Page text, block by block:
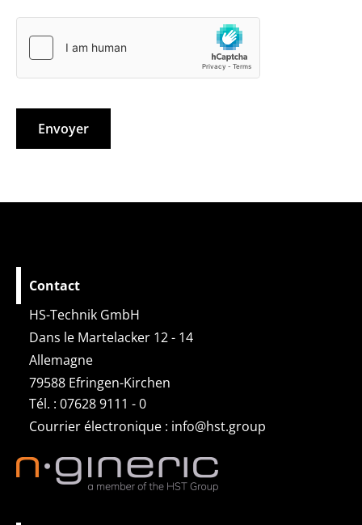
Envoyer
Contact
HS-Technik GmbH
Dans le Martelacker 12 - 14
Allemagne
79588 Efringen-Kirchen
Tél. : 07628 9111 - 0
Courrier électronique : info@hst.group